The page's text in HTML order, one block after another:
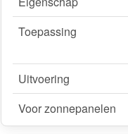
Toepassing
Uitvoering
Voor zonnepanelen